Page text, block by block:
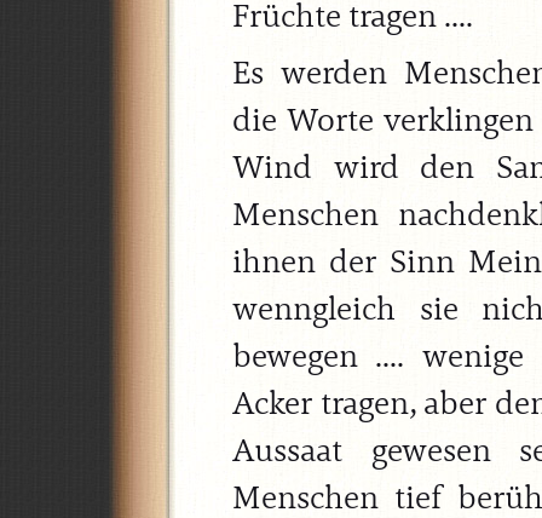
Früchte tragen ....
Es werden
die Worte verklingen
Wind wird den
Menschen
ihnen der Sinn
wenngleich sie
bewegen ....
Acker tragen, aber
Aussaat gewesen
Menschen tief